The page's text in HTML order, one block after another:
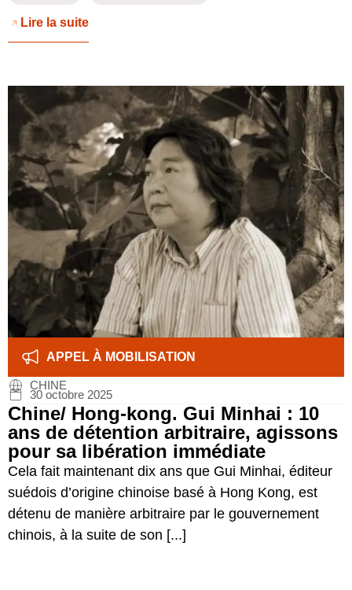
Lire la suite
APPEL À MOBILISATION
CHINE
30 octobre 2025
Chine/ Hong-kong. Gui Minhai : 10
ans de détention arbitraire, agissons
pour sa libération immédiate
Cela fait maintenant dix ans que Gui Minhai, éditeur
suédois d’origine chinoise basé à Hong Kong, est
détenu de manière arbitraire par le gouvernement
chinois, à la suite de son [...]